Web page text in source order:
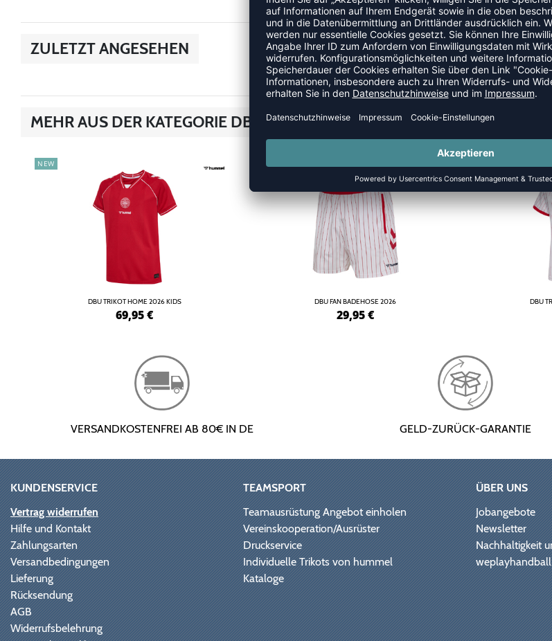
ZULETZT ANGESEHEN
MEHR AUS DER KATEGORIE DBU
NEW
DBU TRIKOT HOME 2026 KIDS
69,95€
NEW
DBU FAN BADEHOSE 2026
29,95€
DBU
VERSANDKOSTENFREI AB 80€ IN DE GELD-ZURÜCK-GARANTIE
KUNDENSERVICE
Vertrag widerrufen
Hilfe und Kontakt
Zahlungsarten
Versandbedingungen
Lieferung
Rücksendung
AGB
Widerrufsbelehrung
TEAMSPORT
Teamausrüstung Angebot einholen
Vereinskooperation/Ausrüster
Druckservice
Individuelle Trikots von hummel
Kataloge
ÜBER UNS
Jobangebote
Newsletter
Nachhaltigkeit